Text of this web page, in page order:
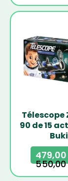
Télescope
90 de 15
Buki